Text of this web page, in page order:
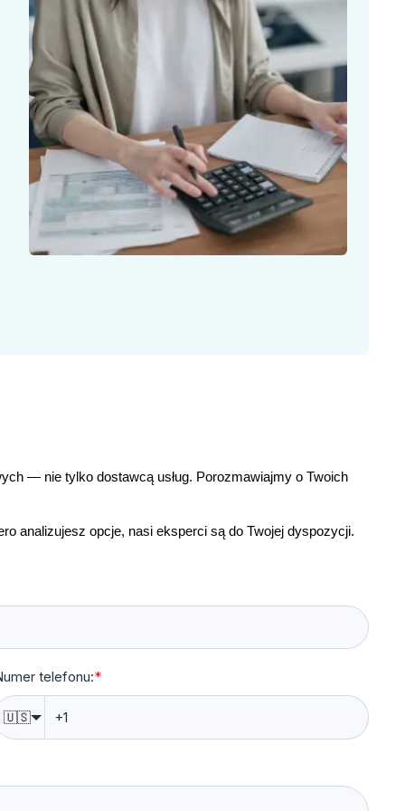
— nie tylko dostawcą usług. Porozmawiajmy o Twoich
analizujesz opcje, nasi eksperci są do Twojej dyspozycji.
telefonu:*
🇺🇸